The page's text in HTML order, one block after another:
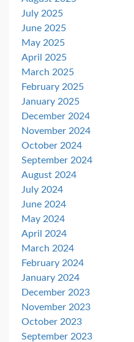
July 2025
June 2025
May 2025
April 2025
March 2025
February 2025
January 2025
December 2024
November 2024
October 2024
September 2024
August 2024
July 2024
June 2024
May 2024
April 2024
March 2024
February 2024
January 2024
December 2023
November 2023
October 2023
September 2023